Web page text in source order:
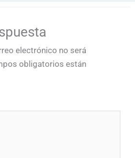
electrónico no será
obligatorios están